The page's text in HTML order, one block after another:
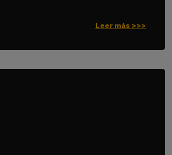
Leer más >>>